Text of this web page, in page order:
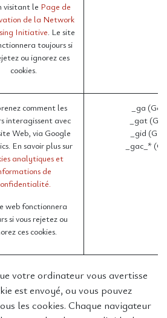
visitant le Page de
de la Network
Initiative. Le site
toujours si
ou ignorez ces
cookies.
comment les
interagissent avec
Web, via Google
En savoir plus sur
analytiques et
de
web fonctionnera
si vous rejetez ou
ces cookies.
_ga
_gat
_gid
_gac_*
votre ordinateur vous avertisse
est envoyé, ou vous pouvez
les cookies. Chaque navigateur